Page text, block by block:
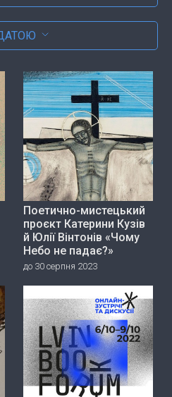
Поетично-мистецький
проєкт Катерини Кузів
й Юлії Вінтонів «Чому
Небо не падає?»
до 30 серпня 2023